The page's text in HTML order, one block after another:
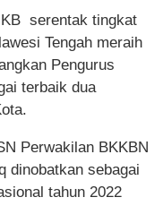
serentak tingkat
Tengah meraih
Pengurus
terbaik dua
Perwakilan BKKBN
dinobatkan sebagai
tahun 2022